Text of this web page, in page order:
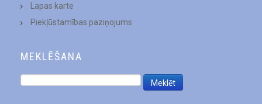
Lapas karte
Piekļūstamības paziņojums
MEKLĒŠANA